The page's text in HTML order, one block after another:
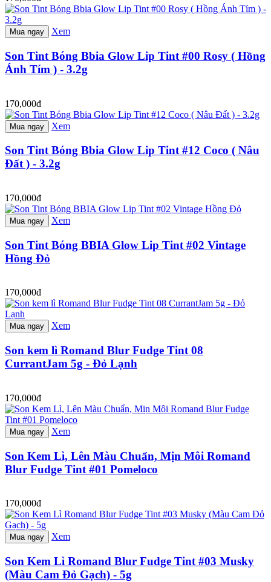
Mua ngay Xem
Son Tint Bóng Bbia Glow Lip Tint #00 Rosy ( Hồng
Ánh Tím ) - 3.2g
170,000đ
Mua ngay Xem
Son Tint Bóng Bbia Glow Lip Tint #12 Coco ( Nâu
Đất ) - 3.2g
170,000đ
Mua ngay Xem
Son Tint Bóng BBIA Glow Lip Tint #02 Vintage
Hồng Đỏ
170,000đ
Mua ngay Xem
Son kem lì Romand Blur Fudge Tint 08
CurrantJam 5g - Đỏ Lạnh
170,000đ
Mua ngay Xem
Son Kem Lì, Lên Màu Chuẩn, Mịn Môi Romand
Blur Fudge Tint #01 Pomeloco
170,000đ
Mua ngay Xem
Son Kem Lì Romand Blur Fudge Tint #03 Musky
(Màu Cam Đỏ Gạch) - 5g